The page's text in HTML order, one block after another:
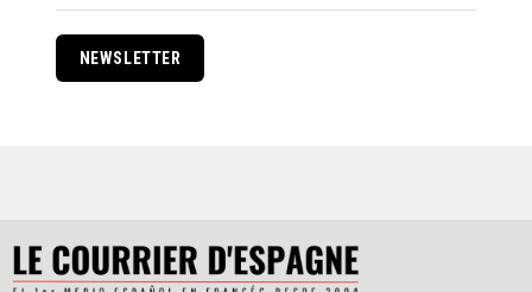
NEWSLETTER